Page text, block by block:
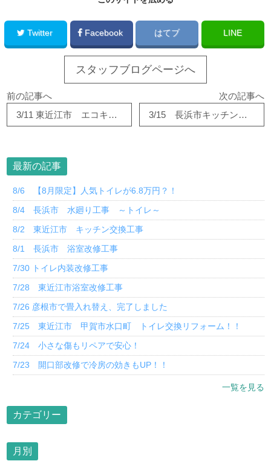
Twitter Facebook はてブ LINE
スタッフブログページへ
前の記事へ
3/11 東近江市 エコキュート交換！！
次の記事へ
3/15 長浜市キッチン交換工事③
最新の記事
8/6 【8月限定】人気トイレが6.8万円？！
8/4 長浜市 水廻り工事 ～トイレ～
8/2 東近江市 キッチン交換工事
8/1 長浜市 浴室改修工事
7/30 トイレ内装改修工事
7/28 東近江市浴室改修工事
7/26 彦根市で畳入れ替え、完了しました
7/25 東近江市 甲賀市水口町 トイレ交換リフォーム！！
7/24 小さな傷もリペアで安心！
7/23 開口部改修で冷房の効きもUP！！
一覧を見る
カテゴリー
月別